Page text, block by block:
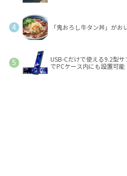
「鬼おろし牛タン丼」が
USB-Cだけで使える9.2型
でPCケース内にも設置可能